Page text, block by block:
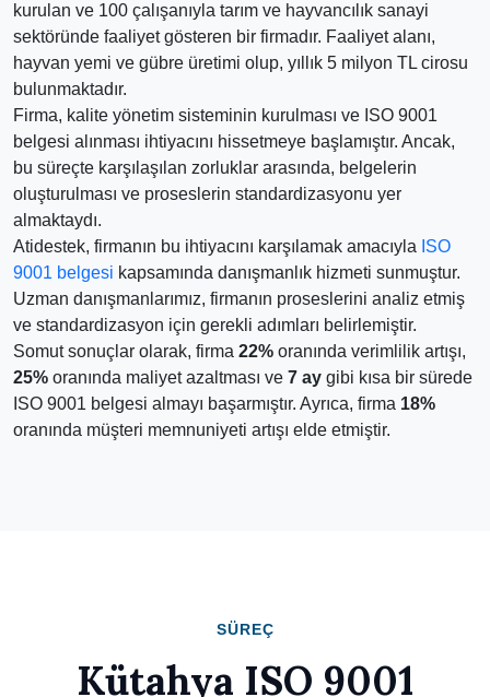
kurulan ve 100 çalışanıyla tarım ve hayvancılık sanayi
sektöründe faaliyet gösteren bir firmadır. Faaliyet alanı,
hayvan yemi ve gübre üretimi olup, yıllık 5 milyon TL cirosu
bulunmaktadır.
Firma, kalite yönetim sisteminin kurulması ve ISO 9001
belgesi alınması ihtiyacını hissetmeye başlamıştır. Ancak,
bu süreçte karşılaşılan zorluklar arasında, belgelerin
oluşturulması ve proseslerin standardizasyonu yer
almaktaydı.
Atidestek, firmanın bu ihtiyacını karşılamak amacıyla ISO
9001 belgesi kapsamında danışmanlık hizmeti sunmuştur.
Uzman danışmanlarımız, firmanın proseslerini analiz etmiş
ve standardizasyon için gerekli adımları belirlemiştir.
Somut sonuçlar olarak, firma 22% oranında verimlilik artışı,
25% oranında maliyet azaltması ve 7 ay gibi kısa bir sürede
ISO 9001 belgesi almayı başarmıştır. Ayrıca, firma 18%
oranında müşteri memnuniyeti artışı elde etmiştir.
SÜREÇ
Kütahya ISO 9001